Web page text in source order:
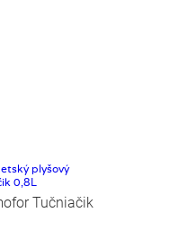
Tučniačik